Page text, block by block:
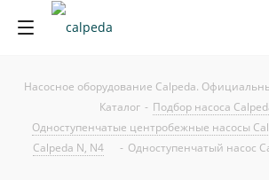
Насосное оборудование Calpeda.
Каталог - Подбор насоса
Одноступенчатые центробежные насосы
Calpeda N, N4
- Одноступенчатый насос